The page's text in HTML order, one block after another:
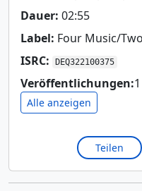
Dauer: 02:55
Label: Four Music/
ISRC:
DEQ322100375
Veröffentlichungen:
Alle anzeigen
Teilen